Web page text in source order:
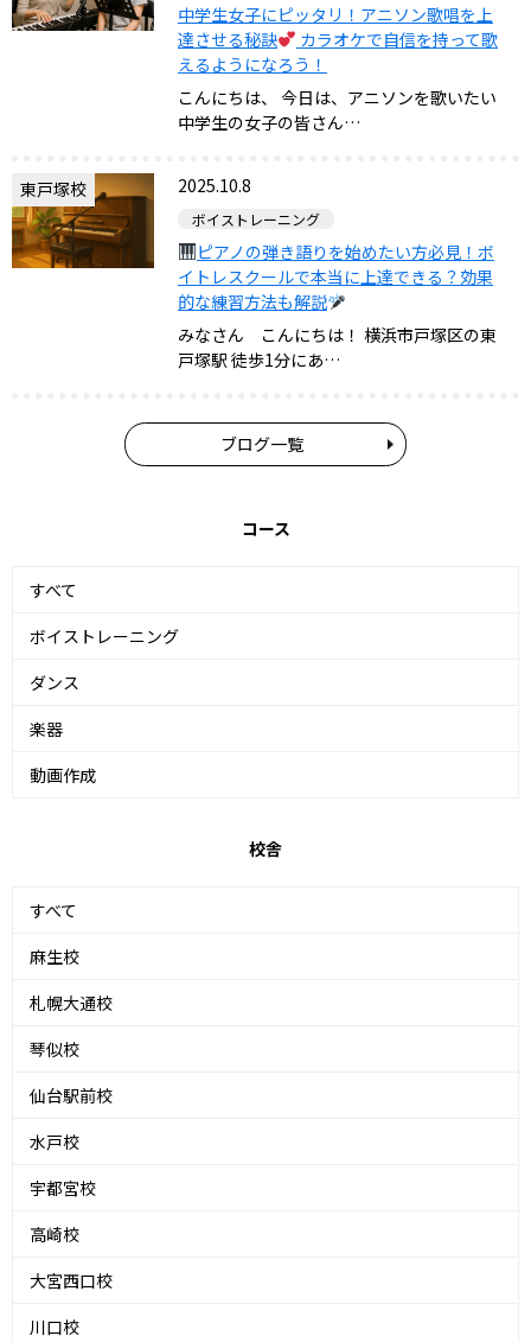
中学生女子にピッタリ！アニソン歌唱を上
達させる秘訣
カラオケで自信を持って歌
えるようになろう！
こんにちは、 今日は、アニソンを歌いたい
中学生の女子の皆さん…
東戸塚校 2025.10.8
ボイストレーニング
ピアノの弾き語りを始めたい方必見！ボ
イトレスクールで本当に上達できる？効果
的な練習方法も解説
みなさん こんにちは！ 横浜市戸塚区の東
戸塚駅 徒歩1分にあ…
ブログ一覧
コース
すべて
ボイストレーニング
ダンス
楽器
動画作成
校舎
すべて
麻生校
札幌大通校
琴似校
仙台駅前校
水戸校
宇都宮校
高崎校
大宮西口校
川口校